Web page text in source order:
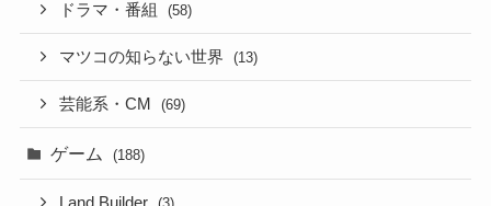
ドラマ・番組 (58)
マツコの知らない世界 (13)
芸能系・CM (69)
ゲーム (188)